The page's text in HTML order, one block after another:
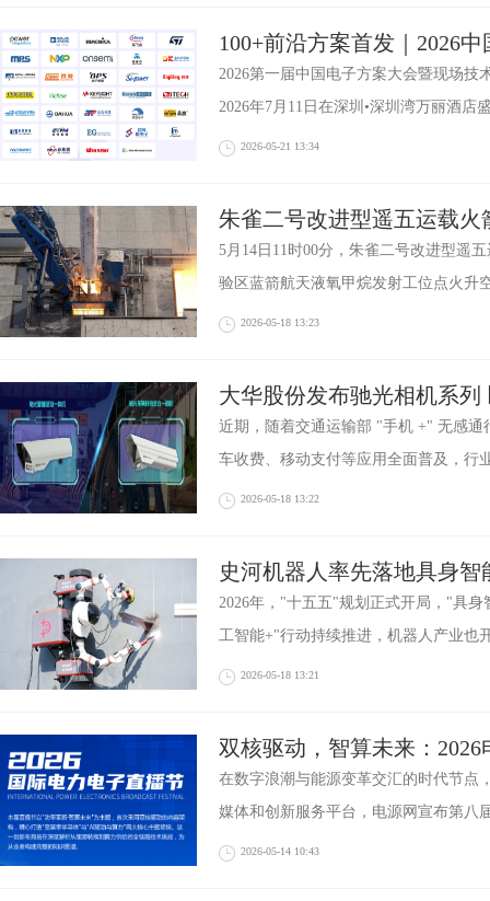
100+前沿方案首发｜2026
日深圳启幕，EEStar颁奖盛
2026第一届中国电子方案大会暨现场技
2026年7月11日在深圳•深圳湾万丽酒店
2026-05-21 13:34
朱雀二号改进型遥五运载火
5月14日11时00分，朱雀二号改进型遥
验区蓝箭航天液氧甲烷发射工位点火升
2026-05-18 13:23
大华股份发布驰光相机系
无感通行新升级
近期，随着交通运输部 "手机 +" 无感通
车收费、移动支付等应用全面普及，行
2026-05-18 13:22
史河机器人率先落地具身
业场景打开产业化空间
2026年，"十五五"规划正式开局，"具
工智能+"行动持续推进，机器人产业也
2026-05-18 13:21
双核驱动，智算未来：
播节全面启航
在数字浪潮与能源变革交汇的时代节点
媒体和创新服务平台，电源网宣布第八
2026-05-14 10:43